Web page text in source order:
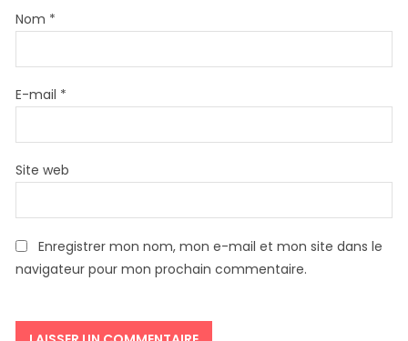
Nom *
E-mail *
Site web
Enregistrer mon nom, mon e-mail et mon site dans le
navigateur pour mon prochain commentaire.